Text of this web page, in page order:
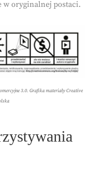
w oryginalnej postaci.
3.0. Grafika materiały Creative